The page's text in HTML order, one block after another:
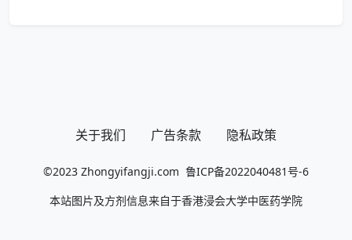
关于我们 广告条款 隐私政策
©2023 Zhongyifangji.com 鲁ICP备2022040481号-6
本站图片及方剂信息来自于香港浸会大学中医药学院